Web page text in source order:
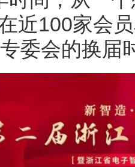
近100家会
委会的换届